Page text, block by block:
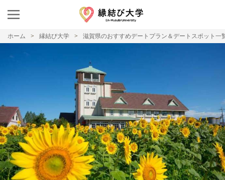
ホーム 縁結び大学 滋賀県のおすすめデートプラン＆デートスポット一